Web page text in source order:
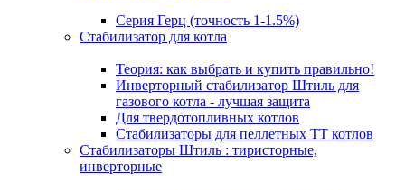
Серия Герц (точность 1-1.5%)
Стабилизатор для котла
Теория: как выбрать и купить правильно!
Инверторный стабилизатор Штиль для
газового котла - лучшая защита
Для твердотопливных котлов
Стабилизаторы для пеллетных ТТ котлов
Стабилизаторы Штиль : тиристорные,
инверторные